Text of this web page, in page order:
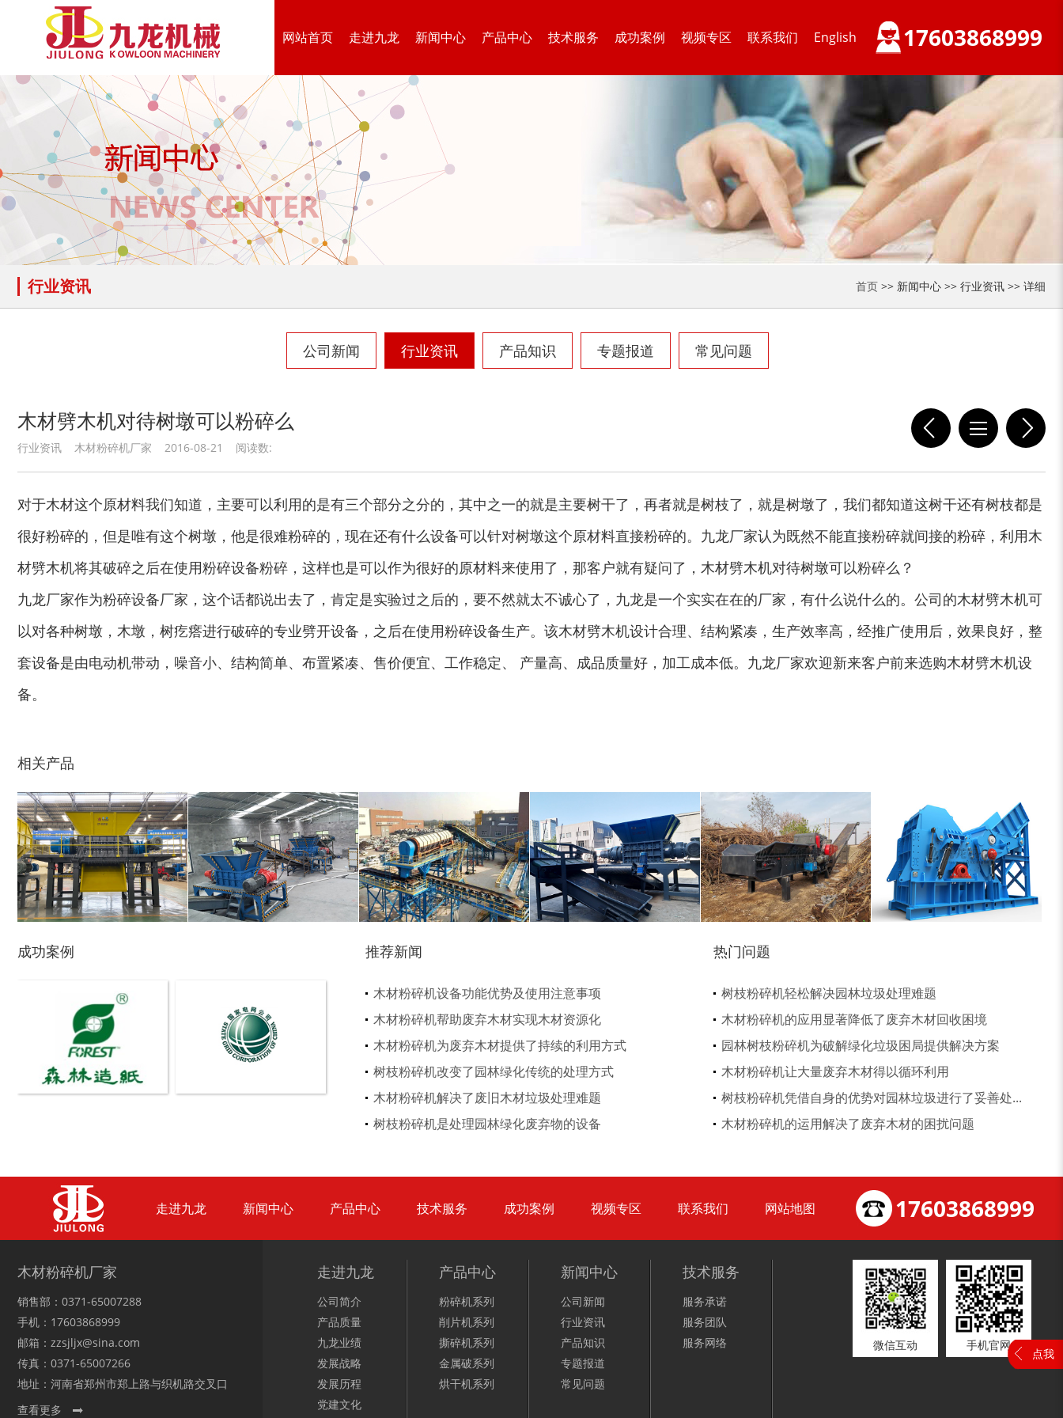
网站首页 走进九龙 新闻中心 产品中心 技术服务 成功案例 视频专区 联系我们 English 17603868999
行业资讯 首页 >> 新闻中心 >> 行业资讯 >> 详细
公司新闻 行业资讯 产品知识 专题报道 常见问题
木材劈木机对待树墩可以粉碎么
行业资讯 木材粉碎机厂家 2016-08-21 阅读数:
对于木材这个原材料我们知道，主要可以利用的是有三个部分之分的，其中之一的就是主要树干了，再者就是树枝了，就是树墩了，我们都知道这树干还有树枝都是
很好粉碎的，但是唯有这个树墩，他是很难粉碎的，现在还有什么设备可以针对树墩这个原材料直接粉碎的。九龙厂家认为既然不能直接粉碎就间接的粉碎，利用木
材劈木机将其破碎之后在使用粉碎设备粉碎，这样也是可以作为很好的原材料来使用了，那客户就有疑问了，木材劈木机对待树墩可以粉碎么？
九龙厂家作为粉碎设备厂家，这个话都说出去了，肯定是实验过之后的，要不然就太不诚心了，九龙是一个实实在在的厂家，有什么说什么的。公司的木材劈木机可
以对各种树墩，木墩，树疙瘩进行破碎的专业劈开设备，之后在使用粉碎设备生产。该木材劈木机设计合理、结构紧凑，生产效率高，经推广使用后，效果良好，整
套设备是由电动机带动，噪音小、结构简单、布置紧凑、售价便宜、工作稳定、 产量高、成品质量好，加工成本低。九龙厂家欢迎新来客户前来选购木材劈木机设
备。
相关产品
木材切片机 大型木材粉碎机 圆盘破碎机 综合破碎机 大型稻草捆撕碎机... 金属撕碎机
废纸破碎机 双轴撕碎机 树枝粉碎机 稻草破碎机 切枝机 玉米秸秆粉碎机
生活垃圾处理设备... 工业固废处理设备... 木材削片机 金属破碎机
废钢破碎机 模板破碎机 装修垃圾处理设备... 废家电破碎机
秸秆沼气处理设备... 摩托车破碎机 自行车破碎机
成功案例 推荐新闻
木材粉碎机设备功能优势及使用注意事项
木材粉碎机帮助废弃木材实现木材资源化
木材粉碎机为废弃木材提供了持续的利用方式
树枝粉碎机改变了园林绿化传统的处理方式
木材粉碎机解决了废旧木材垃圾处理难题
树枝粉碎机是处理园林绿化废弃物的设备
热门问题
树枝粉碎机轻松解决园林垃圾处理难题
木材粉碎机的应用显著降低了废弃木材回收困境
园林树枝粉碎机为破解绿化垃圾困局提供解决方案
木材粉碎机让大量废弃木材得以循环利用
树枝粉碎机凭借自身的优势对园林垃圾进行了妥善处...
木材粉碎机的运用解决了废弃木材的困扰问题
走进九龙 新闻中心 产品中心 技术服务 成功案例 视频专区 联系我们 网站地图 17603868999
木材粉碎机厂家
销售部：0371-65007288
手机：17603868999
邮箱：zzsjljx@sina.com
传真：0371-65007266
地址：河南省郑州市郑上路与织机路交叉口
查看更多
走进九龙
公司简介
产品质量
九龙业绩
发展战略
发展历程
党建文化
产品中心
粉碎机系列
削片机系列
撕碎机系列
金属破系列
烘干机系列
新闻中心
公司新闻
行业资讯
产品知识
专题报道
常见问题
技术服务
服务承诺
服务团队
服务网络
微信互动 手机官网
点我